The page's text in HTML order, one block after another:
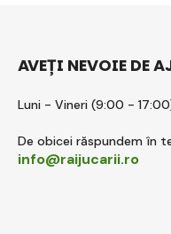
AVEȚI NEVOIE DE
Luni - Vineri (9:00 -
De obicei răspundem în
info@raijucarii.ro